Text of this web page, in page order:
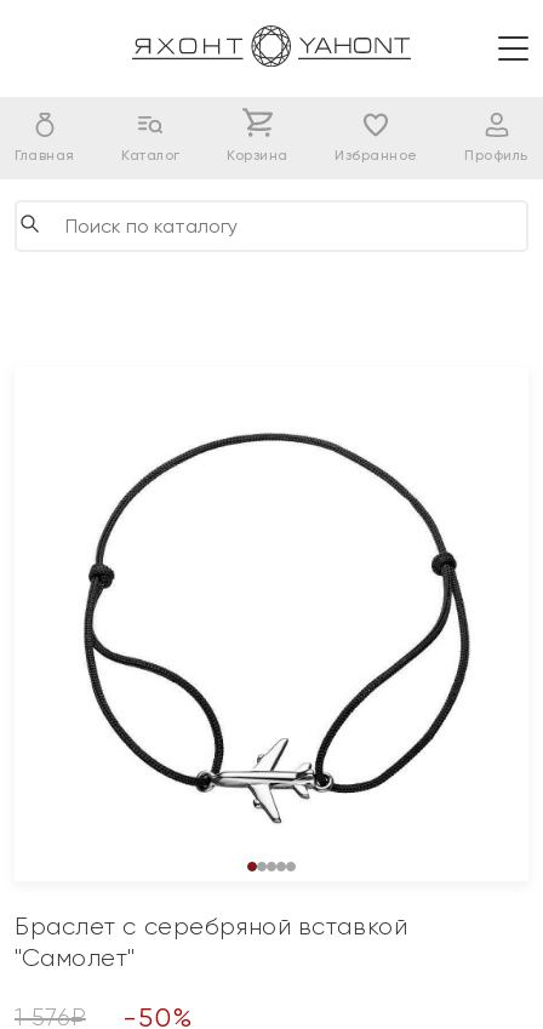
Главная Каталог Корзина Избранное Профиль
Браслет с серебряной вставкой
"Самолет"
1 576₽ -50%